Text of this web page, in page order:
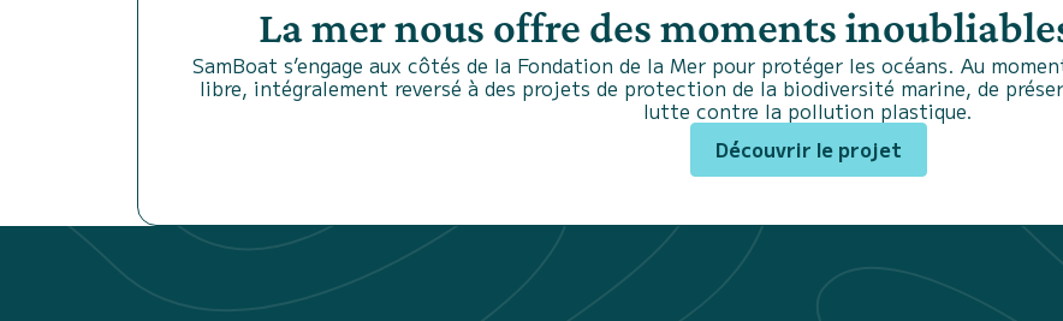
La mer nous offre des moments
SamBoat s’engage aux côtés de la Fondation de la Mer pour protéger les océans. Au
libre, intégralement reversé à des projets de protection de la biodiversité marine, de
lutte contre la pollution plastique.
Découvrir le projet